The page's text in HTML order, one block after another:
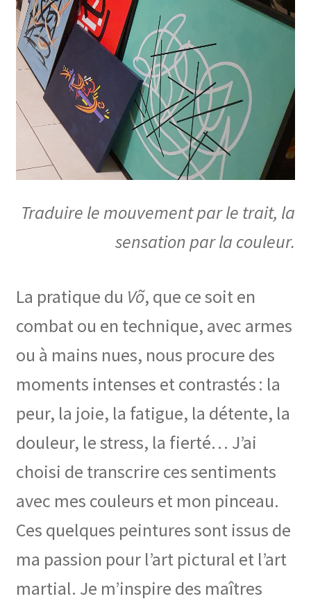
Traduire le mouvement par le trait, la
sensation par la couleur.
La pratique du Võ, que ce soit en
combat ou en technique, avec armes
ou à mains nues, nous procure des
moments intenses et contrastés : la
peur, la joie, la fatigue, la détente, la
douleur, le stress, la fierté… J’ai
choisi de transcrire ces sentiments
avec mes couleurs et mon pinceau.
Ces quelques peintures sont issus de
ma passion pour l’art pictural et l’art
martial. Je m’inspire des maîtres